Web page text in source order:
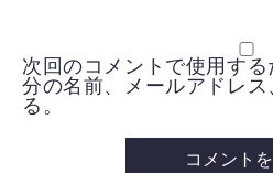
次回のコメントで使用す
分の名前、メールアドレ
る。